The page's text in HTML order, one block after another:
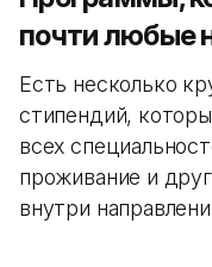
почти любые
Есть несколько
стипендий,
всех
проживание и
внутри